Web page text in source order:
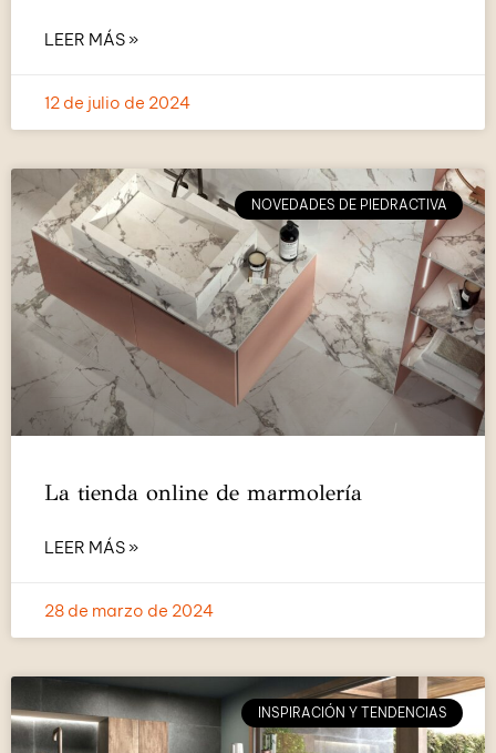
LEER MÁS »
12 de julio de 2024
NOVEDADES DE PIEDRACTIVA
La tienda online de marmolería
LEER MÁS »
28 de marzo de 2024
INSPIRACIÓN Y TENDENCIAS